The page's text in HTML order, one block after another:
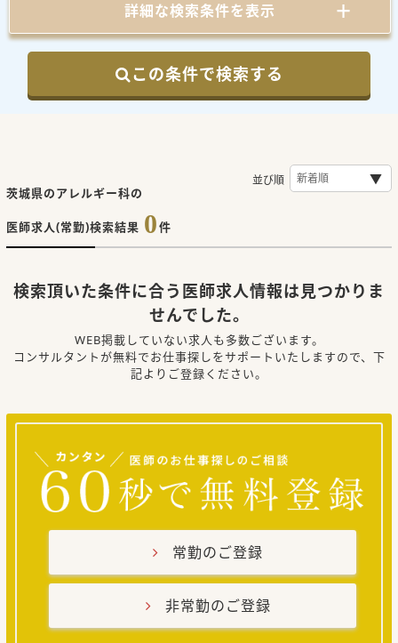
詳細な検索条件を表示
この条件で検索する
茨城県のアレルギー科の
医師求人(常勤)検索結果 0件
並び順
検索頂いた条件に合う医師求人情報は見つかりま
せんでした。
WEB掲載していない求人も多数ございます。
コンサルタントが無料でお仕事探しをサポートいたしますので、下
記よりご登録ください。
常勤のご登録
非常勤のご登録